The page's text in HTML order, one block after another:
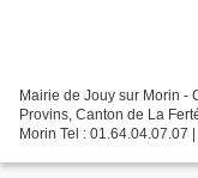
Mairie de Jouy sur Morin -
Provins, Canton de La
Morin Tel : 01.64.04.07.07